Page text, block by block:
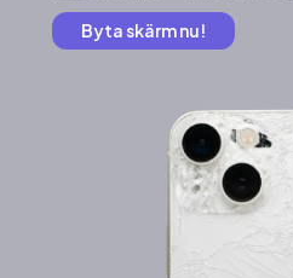
Byta skärm nu!